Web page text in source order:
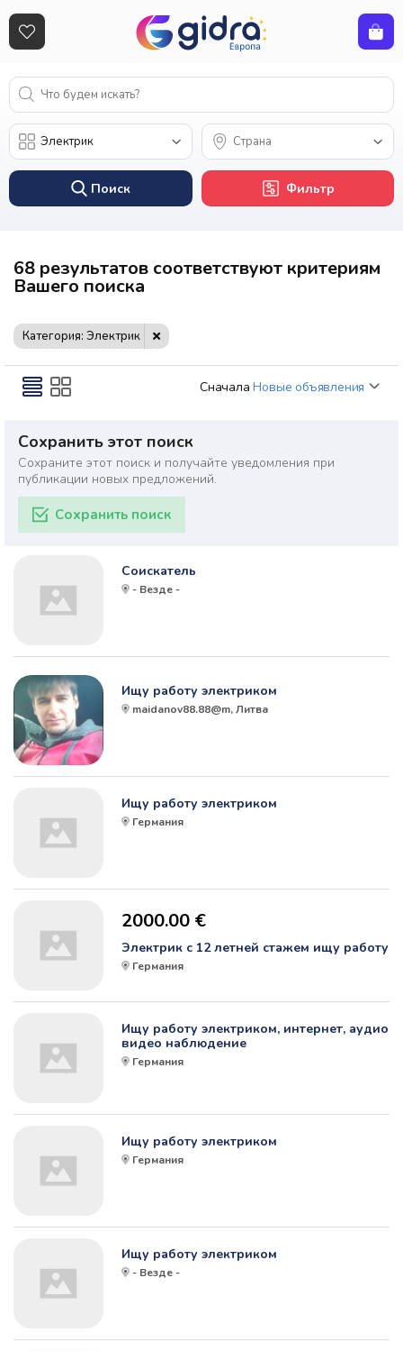
Поиск Фильтр
68 результатов соответствуют критериям
Вашего поиска
Категория: Электрик
Сначала Новые объявления
Сохранить этот поиск
Сохраните этот поиск и получайте уведомления при
публикации новых предложений.
Сохранить поиск
Соискатель
- Везде -
Ищу работу электриком
maidanov88.88@m, Литва
Ищу работу электриком
Германия
2000.00 €
Электрик с 12 летней стажем ищу работу
Германия
Ищу работу электриком, интернет, аудио
видео наблюдение
Германия
Ищу работу электриком
Германия
Ищу работу электриком
- Везде -